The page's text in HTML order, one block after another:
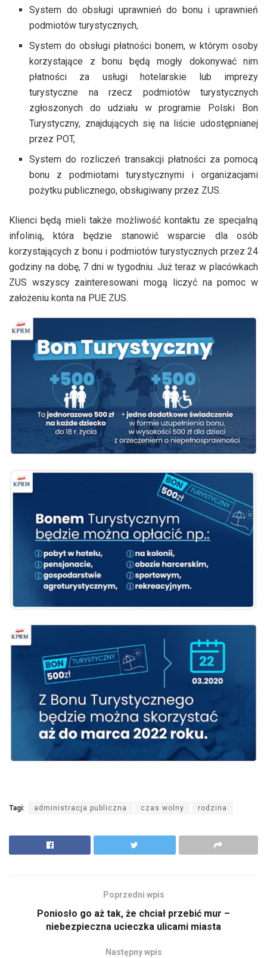
System do obsługi uprawnień do bonu i uprawnień
podmiotów turystycznych,
System do obsługi płatności bonem, w którym osoby
korzystające z bonu będą mogły dokonywać nim
płatności za usługi hotelarskie lub imprezy
turystyczne na rzecz podmiotów turystycznych
zgłoszonych do udziału w programie Polski Bon
Turystyczny, znajdujących się na liście udostępnianej
przez POT,
System do rozliczeń transakcji płatności za pomocą
bonu z podmiotami turystycznymi i organizacjami
pożytku publicznego, obsługiwany przez ZUS.
Klienci będą mieli także możliwość kontaktu ze specjalną
infolinią, która będzie stanowić wsparcie dla osób
korzystających z bonu i podmiotów turystycznych przez 24
godziny na dobę, 7 dni w tygodniu. Już teraz w placówkach
ZUS wszyscy zainteresowani mogą liczyć na pomoc w
założeniu konta na PUE ZUS.
Tagi: administracja publiczna czas wolny rodzina
Poprzedni wpis
Poniosło go aż tak, że chciał przebić mur –
niebezpieczna ucieczka ulicami miasta
Następny wpis